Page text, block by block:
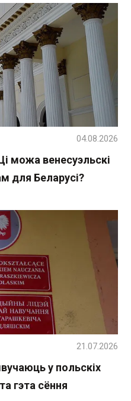
можа венесуэльскі
для Беларусі?
04.08.2026
у польскіх
гэта сёння
21.07.2026